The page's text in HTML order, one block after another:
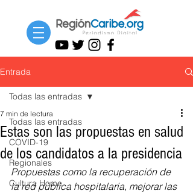
Entrada
Todas las entradas
COVID-19
Regionales
Cultura Home
Todas las entradas
Estas son las propuestas en salud
de los candidatos a la presidencia
7 min de lectura
Propuestas como la recuperación de
la red pública hospitalaria, mejorar las